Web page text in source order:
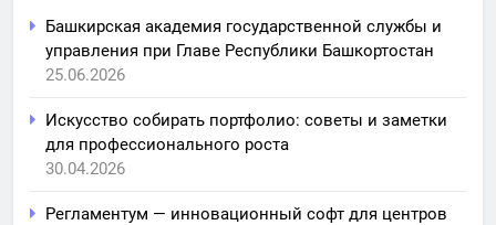
Башкирская академия государственной службы и
управления при Главе Республики Башкортостан
25.06.2026
Искусство собирать портфолио: советы и заметки
для профессионального роста
30.04.2026
Регламентум — инновационный софт для центров